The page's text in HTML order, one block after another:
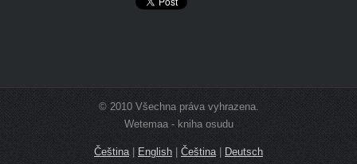
© 2010 Všechna práva vyhrazena.
Wetemaa - kniha osudu
Čeština English Čeština Deutsch